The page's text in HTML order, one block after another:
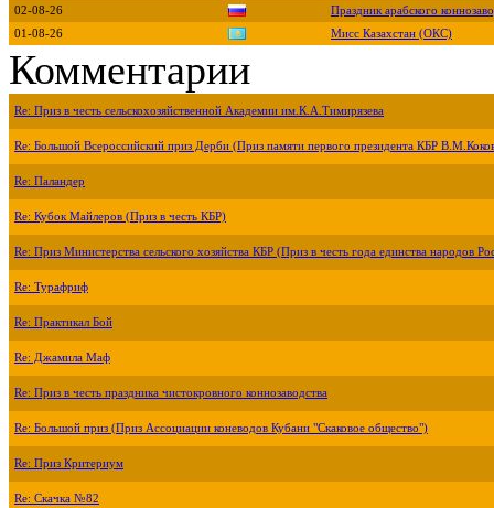
02-08-26
Праздник арабского
01-08-26
Мисс Казахстан (ОКС)
Комментарии
Re: Приз в честь сельскохозяйственной Академии им.К.А.Тимирязева
Re: Большой Всероссийский приз Дерби (Приз памяти первого президента КБР
Re: Паландер
Re: Кубок Майлеров (Приз в честь КБР)
Re: Приз Министерства сельского хозяйства КБР (Приз в честь года единства народов
Re: Турафриф
Re: Практикал Бой
Re: Джамила Маф
Re: Приз в честь праздника чистокровного коннозаводства
Re: Большой приз (Приз Ассоциации коневодов Кубани "Скаковое общество")
Re: Приз Критериум
Re: Скачка №82